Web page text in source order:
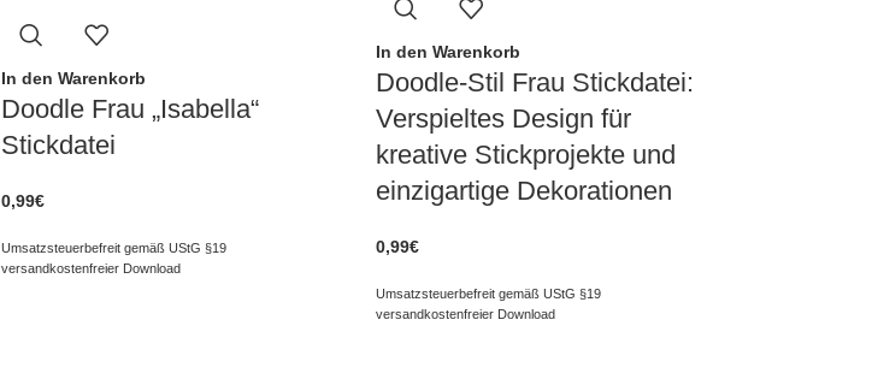
In den Warenkorb
Doodle Frau „Isabella“
Stickdatei
0,99€
Umsatzsteuerbefreit gemäß UStG §19
versandkostenfreier Download
In den Warenkorb
Doodle-Stil Frau Stickdatei:
Verspieltes Design für
kreative Stickprojekte und
einzigartige Dekorationen
0,99€
Umsatzsteuerbefreit gemäß UStG §19
versandkostenfreier Download